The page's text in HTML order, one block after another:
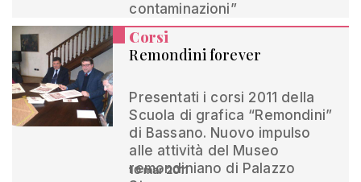
contaminazioni”
Corsi
Remondini forever
Presentati i corsi 2011 della
Scuola di grafica “Remondini”
di Bassano. Nuovo impulso
alle attività del Museo
remondiniano di Palazzo
10 mar 2011